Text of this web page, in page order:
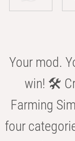
Your mod.
win! 🛠️
Farming
four